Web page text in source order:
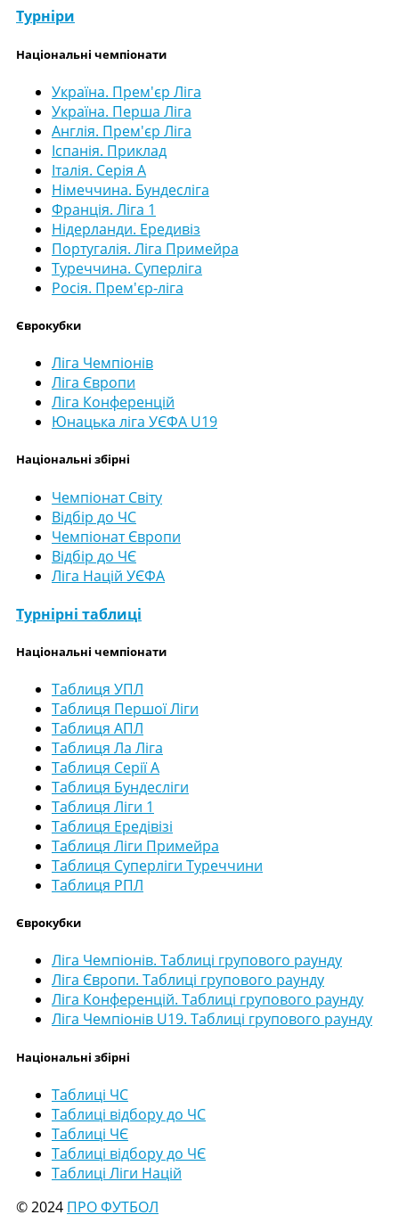
Турніри
Національні чемпіонати
Україна. Прем'єр Ліга
Україна. Перша Ліга
Англія. Прем'єр Ліга
Іспанія. Приклад
Італія. Серія А
Німеччина. Бундесліга
Франція. Ліга 1
Нідерланди. Ередивіз
Португалія. Ліга Примейра
Туреччина. Суперліга
Росія. Прем'єр-ліга
Єврокубки
Ліга Чемпіонів
Ліга Європи
Ліга Конференцій
Юнацька ліга УЄФА U19
Національні збірні
Чемпіонат Світу
Відбір до ЧС
Чемпіонат Європи
Відбір до ЧЄ
Ліга Націй УЄФА
Турнірні таблиці
Національні чемпіонати
Таблиця УПЛ
Таблиця Першої Ліги
Таблиця АПЛ
Таблиця Ла Ліга
Таблиця Серії А
Таблиця Бундесліги
Таблиця Ліги 1
Таблиця Ередівізі
Таблиця Ліги Примейра
Таблиця Суперліги Туреччини
Таблиця РПЛ
Єврокубки
Ліга Чемпіонів. Таблиці групового раунду
Ліга Європи. Таблиці групового раунду
Ліга Конференцій. Таблиці групового раунду
Ліга Чемпіонів U19. Таблиці групового раунду
Національні збірні
Таблиці ЧС
Таблиці відбору до ЧС
Таблиці ЧЄ
Таблиці відбору до ЧЄ
Таблиці Ліги Націй
© 2024 ПРО ФУТБОЛ